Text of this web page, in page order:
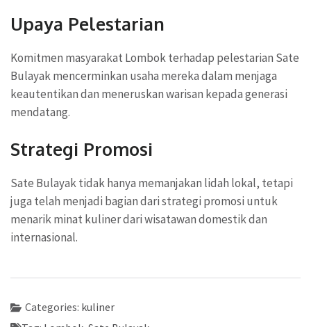
Upaya Pelestarian
Komitmen masyarakat Lombok terhadap pelestarian Sate
Bulayak mencerminkan usaha mereka dalam menjaga
keautentikan dan meneruskan warisan kepada generasi
mendatang.
Strategi Promosi
Sate Bulayak tidak hanya memanjakan lidah lokal, tetapi
juga telah menjadi bagian dari strategi promosi untuk
menarik minat kuliner dari wisatawan domestik dan
internasional.
Categories: kuliner